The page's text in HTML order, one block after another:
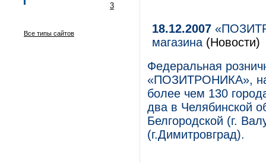
3
Все типы сайтов 18.12.2007
магазина (Новости)
Федеральная
«ПОЗИТРОНИКА»,
более чем 130
два в Челябинской
Белгородской (г.
(г.Димитровград).